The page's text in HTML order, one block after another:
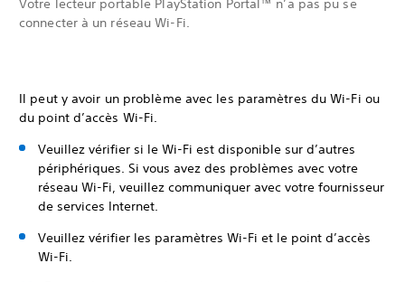
Votre lecteur portable PlayStation Portal™ n’a pas pu se
connecter à un réseau Wi-Fi.
Il peut y avoir un problème avec les paramètres du Wi-Fi ou
du point d’accès Wi-Fi.
Veuillez vérifier si le Wi-Fi est disponible sur d’autres
périphériques. Si vous avez des problèmes avec votre
réseau Wi-Fi, veuillez communiquer avec votre fournisseur
de services Internet.
Veuillez vérifier les paramètres Wi-Fi et le point d’accès
Wi-Fi.